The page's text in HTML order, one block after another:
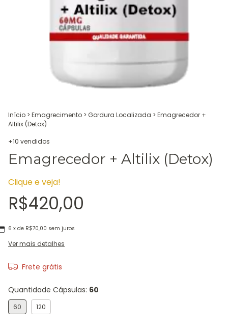
Início > Emagrecimento > Gordura Localizada > Emagrecedor +
Altilix (Detox)
+10 vendidos
Emagrecedor + Altilix (Detox)
Clique e veja!
R$420,00
6 x de R$70,00 sem juros
Ver mais detalhes
Frete grátis
Quantidade Cápsulas: 60
60 120